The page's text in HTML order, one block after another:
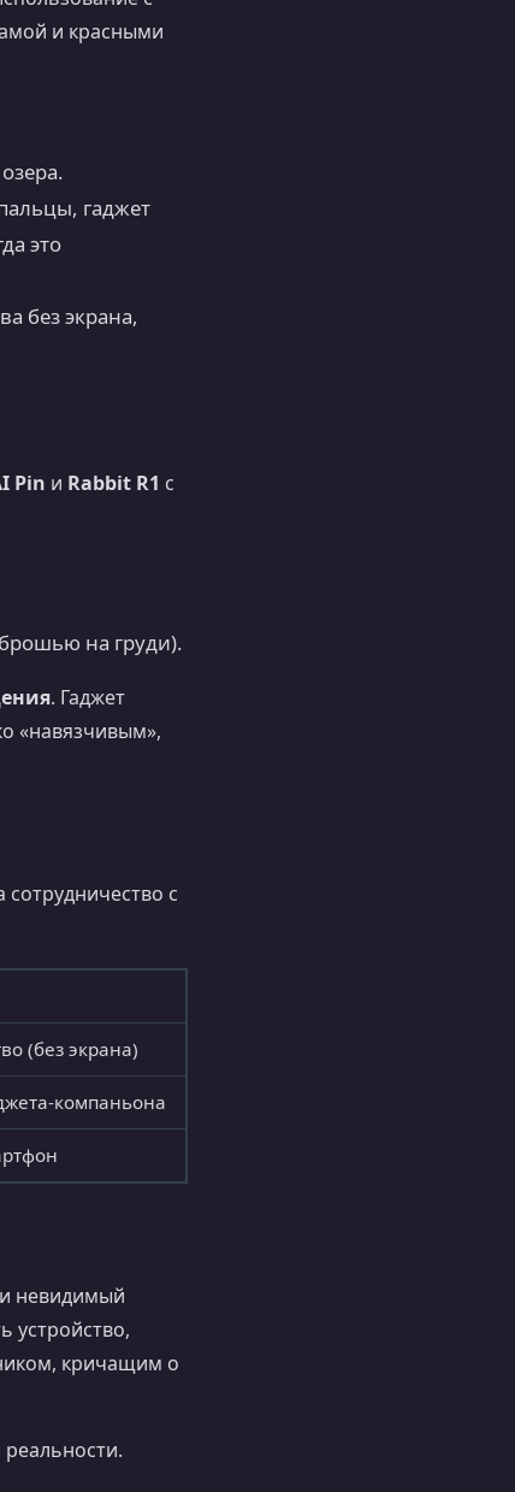
и красными
гаджет
это
без экрана,
Pin и Rabbit R1 с
на груди).
. Гаджет
«навязчивым»,
с
(без экрана)
компаньона
невидимый
устройство,
кричащим о